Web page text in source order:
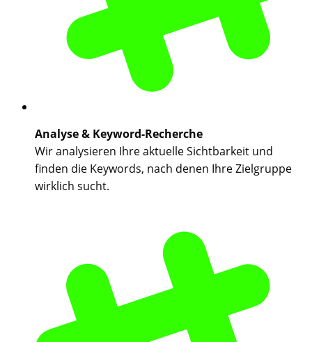
Analyse & Keyword-Recherche
Wir analysieren Ihre aktuelle Sichtbarkeit und
finden die Keywords, nach denen Ihre Zielgruppe
wirklich sucht.